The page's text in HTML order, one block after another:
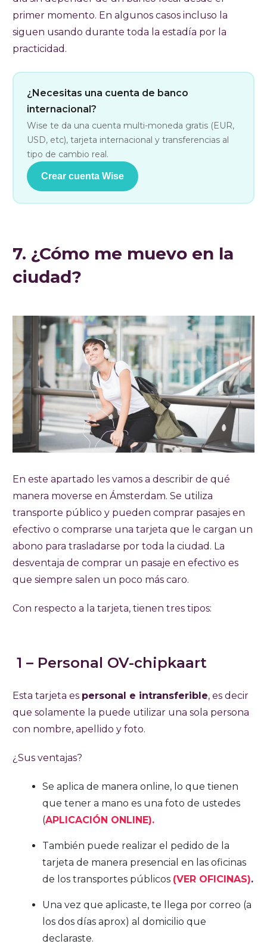
primer momento. En algunos casos incluso la
siguen usando durante toda la estadía por la
practicidad.
¿Necesitas una cuenta de banco
internacional?
Wise te da una cuenta multi-moneda gratis (EUR,
USD, etc), tarjeta internacional y transferencias al
tipo de cambio real.
Crear cuenta Wise
7. ¿Cómo me muevo en la
ciudad?
En este apartado les vamos a describir de qué
manera moverse en Ámsterdam. Se utiliza
transporte público y pueden comprar pasajes en
efectivo o comprarse una tarjeta que le cargan un
abono para trasladarse por toda la ciudad. La
desventaja de comprar un pasaje en efectivo es
que siempre salen un poco más caro.
Con respecto a la tarjeta, tienen tres tipos:
1 – Personal OV-chipkaart
Esta tarjeta es personal e intransferible, es decir
que solamente la puede utilizar una sola persona
con nombre, apellido y foto.
¿Sus ventajas?
Se aplica de manera online, lo que tienen
que tener a mano es una foto de ustedes
(APLICACIÓN ONLINE).
También puede realizar el pedido de la
tarjeta de manera presencial en las oficinas
de los transportes públicos (VER OFICINAS).
Una vez que aplicaste, te llega por correo (a
los dos días aprox) al domicilio que
declaraste.